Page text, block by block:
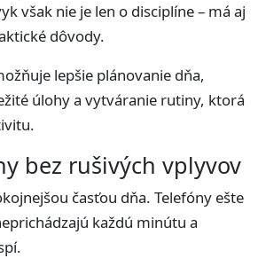
však nie je len o disciplíne – má aj
dôvody.
lepšie plánovanie dňa,
úlohy a vytváranie rutiny, ktorá
bez rušivých vplyvov
časťou dňa. Telefóny ešte
každú minútu a